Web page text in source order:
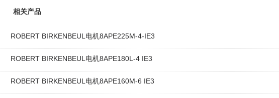
相关产品
ROBERT BIRKENBEUL电机8APE225M-4-IE3
ROBERT BIRKENBEUL电机8APE180L-4 IE3
ROBERT BIRKENBEUL电机8APE160M-6 IE3